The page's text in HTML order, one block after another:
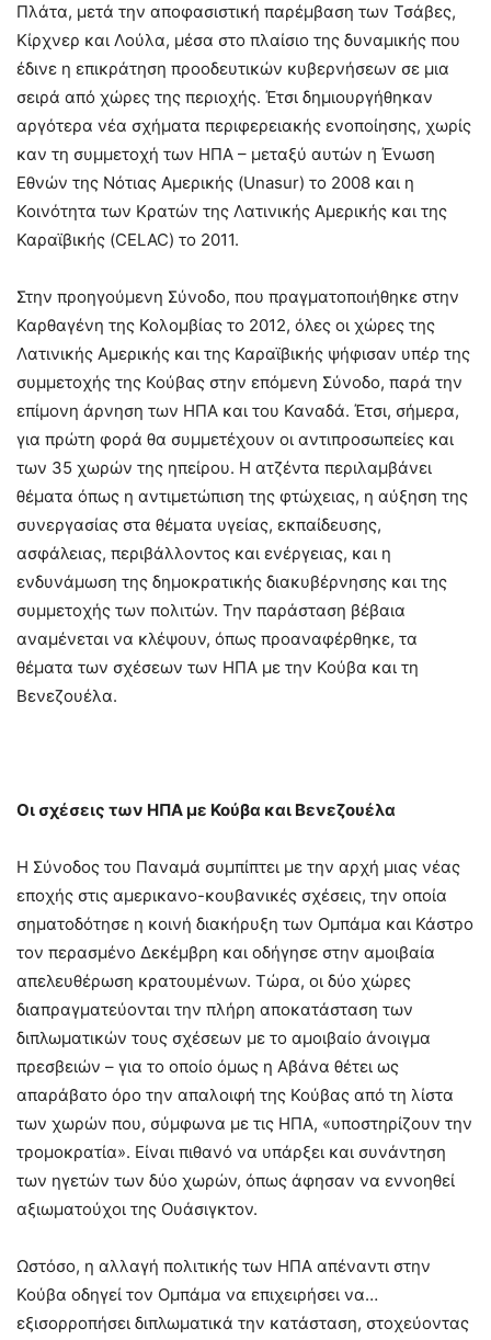
Πλάτα, μετά την αποφασιστική παρέμβαση των Τσάβες,
Κίρχνερ και Λούλα, μέσα στο πλαίσιο της δυναμικής που
έδινε η επικράτηση προοδευτικών κυβερνήσεων σε μια
σειρά από χώρες της περιοχής. Έτσι δημιουργήθηκαν
αργότερα νέα σχήματα περιφερειακής ενοποίησης, χωρίς
καν τη συμμετοχή των ΗΠΑ – μεταξύ αυτών η Ένωση
Εθνών της Νότιας Αμερικής (Unasur) το 2008 και η
Κοινότητα των Κρατών της Λατινικής Αμερικής και της
Καραϊβικής (CELAC) το 2011.
Στην προηγούμενη Σύνοδο, που πραγματοποιήθηκε στην
Καρθαγένη της Κολομβίας το 2012, όλες οι χώρες της
Λατινικής Αμερικής και της Καραϊβικής ψήφισαν υπέρ της
συμμετοχής της Κούβας στην επόμενη Σύνοδο, παρά την
επίμονη άρνηση των ΗΠΑ και του Καναδά. Έτσι, σήμερα,
για πρώτη φορά θα συμμετέχουν οι αντιπροσωπείες και
των 35 χωρών της ηπείρου. Η ατζέντα περιλαμβάνει
θέματα όπως η αντιμετώπιση της φτώχειας, η αύξηση της
συνεργασίας στα θέματα υγείας, εκπαίδευσης,
ασφάλειας, περιβάλλοντος και ενέργειας, και η
ενδυνάμωση της δημοκρατικής διακυβέρνησης και της
συμμετοχής των πολιτών. Την παράσταση βέβαια
αναμένεται να κλέψουν, όπως προαναφέρθηκε, τα
θέματα των σχέσεων των ΗΠΑ με την Κούβα και τη
Βενεζουέλα.
Οι σχέσεις των ΗΠΑ με Κούβα και Βενεζουέλα
Η Σύνοδος του Παναμά συμπίπτει με την αρχή μιας νέας
εποχής στις αμερικανο-κουβανικές σχέσεις, την οποία
σηματοδότησε η κοινή διακήρυξη των Ομπάμα και Κάστρο
τον περασμένο Δεκέμβρη και οδήγησε στην αμοιβαία
απελευθέρωση κρατουμένων. Τώρα, οι δύο χώρες
διαπραγματεύονται την πλήρη αποκατάσταση των
διπλωματικών τους σχέσεων με το αμοιβαίο άνοιγμα
πρεσβειών – για το οποίο όμως η Αβάνα θέτει ως
απαράβατο όρο την απαλοιφή της Κούβας από τη λίστα
των χωρών που, σύμφωνα με τις ΗΠΑ, «υποστηρίζουν την
τρομοκρατία». Είναι πιθανό να υπάρξει και συνάντηση
των ηγετών των δύο χωρών, όπως άφησαν να εννοηθεί
αξιωματούχοι της Ουάσιγκτον.
Ωστόσο, η αλλαγή πολιτικής των ΗΠΑ απέναντι στην
Κούβα οδηγεί τον Ομπάμα να επιχειρήσει να…
εξισορροπήσει διπλωματικά την κατάσταση, στοχεύοντας